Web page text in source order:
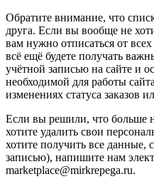
Обратите внимание, что
друга. Если вы вообще не
вам нужно отписаться от
всё ещё будете получать
учётной записью на сайте и
необходимой для работы
изменениях статуса заказов
Если вы решили, что больше
хотите удалить свои
хотите получить все данные,
записью), напишите нам
marketplace@mirkrepega.ru.